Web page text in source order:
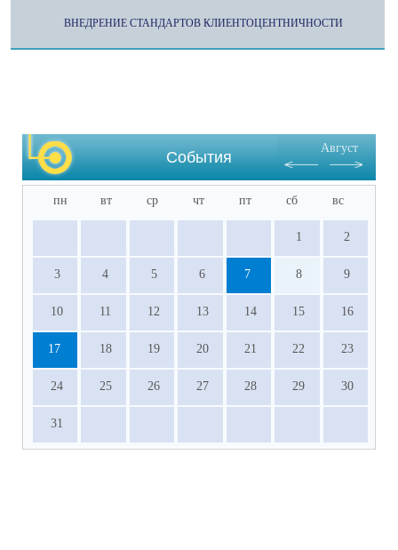
ВНЕДРЕНИЕ СТАНДАРТОВ КЛИЕНТОЦЕНТНИЧНОСТИ
События
Август
пн вт ср чт пт сб вс
1 2
3 4 5 6 7 8 9
10 11 12 13 14 15 16
17 18 19 20 21 22 23
24 25 26 27 28 29 30
31